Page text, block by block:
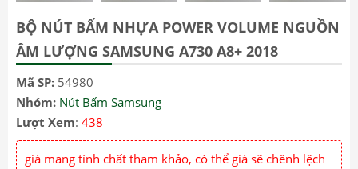
BỘ NÚT BẤM NHỰA POWER VOLUME NGUỒN
ÂM LƯỢNG SAMSUNG A730 A8+ 2018
Mã SP: 54980
Nhóm: Nút Bấm Samsung
Lượt Xem: 438
giá mang tính chất tham khảo, có thể giá sẽ chênh lệch